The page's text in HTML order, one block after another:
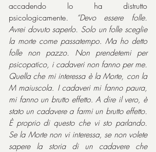
accadendo lo ha distrutto
psicologicamente. “Devo essere folle.
Avrei dovuto saperlo. Solo un folle sceglie
la morte come passatempo. Ma ho detto
folle non pazzo. Non prendetemi per
psicopatico, i cadaveri non fanno per me.
Quella che mi interessa è la Morte, con la
M maiuscola. I cadaveri mi fanno paura,
mi fanno un brutto effetto. A dire il vero, è
stato un cadavere a farmi un brutto effetto.
È proprio di questo che vi sto parlando.
Se la Morte non vi interessa, se non volete
sapere la storia di un cadavere che